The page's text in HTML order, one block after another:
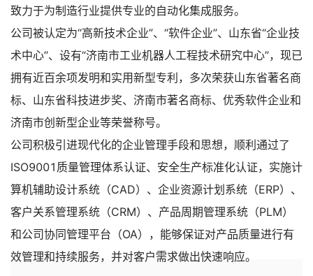
致力于为制造行业提供专业的自动化集成服务。
公司被认定为“高新技术企业”、“软件企业”、山东省“企业技
术中心”、设有“济南市工业机器人工程技术研究中心”，现已
拥有近百余项发明和实用新型专利，多次荣获山东省著名商
标、山东省科技进步奖、济南市著名商标、优秀软件企业和
济南市创新型企业等荣誉称号。
公司积极引进现代化的企业管理手段和思想，顺利通过了
ISO9001质量管理体系认证、安全生产标准化认证，实施计
算机辅助设计系统（CAD）、企业资源计划系统（ERP）、
客户关系管理系统（CRM）、产品周期管理系统（PLM）
和公司协同管理平台（OA），能够保证对产品质量进行有
效管理和持续服务，并对客户需求做出快速响应。